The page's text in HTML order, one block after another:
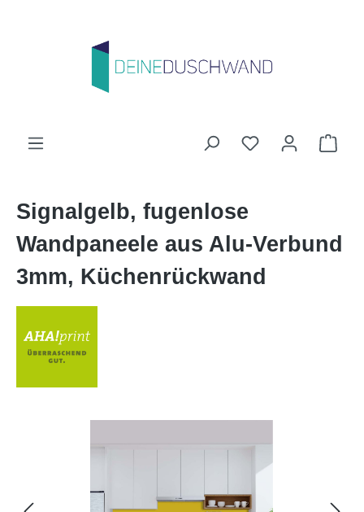
Du hast 0
Signalgelb, fugenlose
Wandpaneele aus Alu-Verbund
3mm, Küchenrückwand